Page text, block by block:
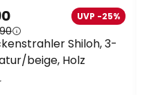
Shiloh, 3-
beige, Holz
UVP -25%